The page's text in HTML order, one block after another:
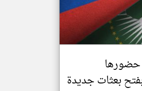
تغيير الدولة
اخبار جزر القمر على مدار الساعة
أهم اخبار جزر القمر العاجلة والمباشرة
بعثات جديدة
klyoum.com